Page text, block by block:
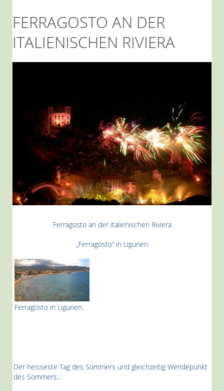
FERRAGOSTO AN DER
ITALIENISCHEN RIVIERA
Ferragosto an der italienischen Riviera
„Ferragosto“ in Ligurien
Ferragosto in Ligurien.
Der heisseste Tag des Sommers und gleichzeitig Wendepunkt
des Sommers…